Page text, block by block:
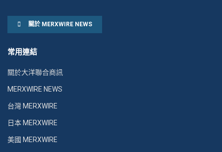
關於 MERXWIRE NEWS
常用連結
關於大洋聯合商訊
MERXWIRE NEWS
台灣 MERXWIRE
日本 MERXWIRE
美國 MERXWIRE